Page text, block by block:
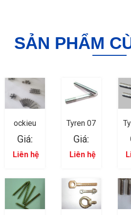
SẢN PHẨM
ockieu
Giá:
Liên hệ
Tyren 07
Giá:
Liên hệ